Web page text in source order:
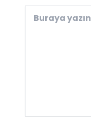
yazın..